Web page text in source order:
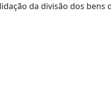
da divisão dos bens